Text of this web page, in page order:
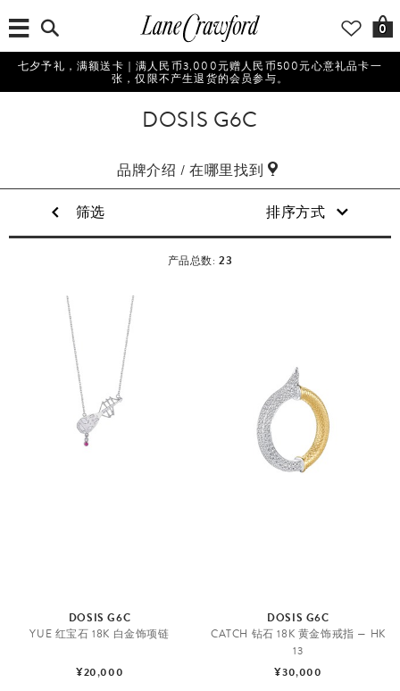
0
七夕予礼，满额送卡｜满人民币3,000元赠人民币500元心意礼品卡一
张，仅限不产生退货的会员参与。
DOSIS G6C
品牌介绍 / 在哪里找到
筛选 排序方式
产品总数:23
DOSIS G6C
YUE 红宝石 18K 白金饰项链
¥20,000
DOSIS G6C
CATCH 钻石 18K 黄金饰戒指 — HK
13
¥30,000